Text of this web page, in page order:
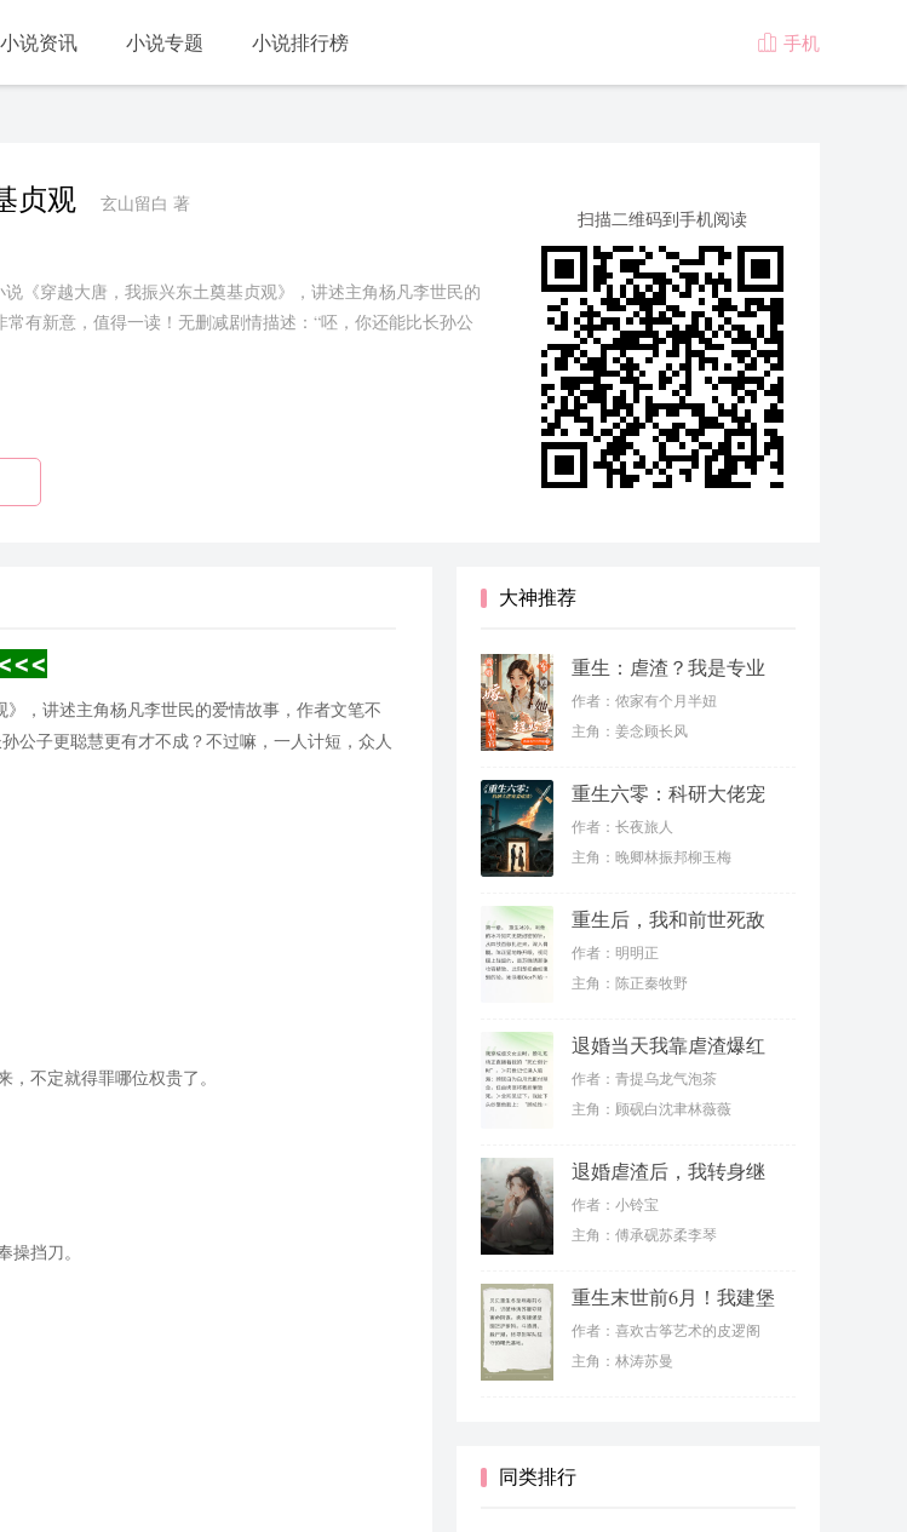
小说资讯 小说专题 小说排行榜  手机
贞观 玄山留白 著
《穿越大唐，我振兴东土奠基贞观》，讲述主角杨凡李世民的
有新意，值得一读！无删减剧情描述：“呸，你还能比长孙公
计长，在下说不定有一得之愚。”……...
扫描二维码到手机阅读
，讲述主角杨凡李世民的爱情故事，作者文笔不
公子更聪慧更有才不成？不过嘛，一人计短，众人
不定就得罪哪位权贵了。
挡刀。
大神推荐
重生：虐渣？我是专业
的
作者：侬家有个月半妞
主角：姜念顾长风
重生六零：科研大佬宠
妻虐渣
作者：长夜旅人
主角：晚卿林振邦柳玉梅
重生后，我和前世死敌
联手虐渣
作者：明明正
主角：陈正秦牧野
退婚当天我靠虐渣爆红
了
作者：青提乌龙气泡茶
主角：顾砚白沈聿林薇薇
退婚虐渣后，我转身继
承千亿家产
作者：小铃宝
主角：傅承砚苏柔李琴
重生末世前6月！我建堡
垒虐渣男
作者：喜欢古筝艺术的皮逻阁
主角：林涛苏曼
同类排行